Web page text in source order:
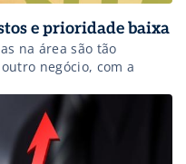
e prioridade baixa
na área são tão
negócio, com a